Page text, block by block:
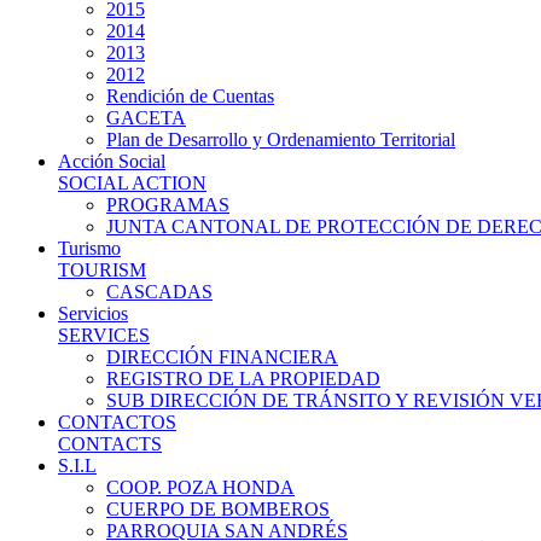
2015
2014
2013
2012
Rendición de Cuentas
GACETA
Plan de Desarrollo y Ordenamiento Territorial
Acción Social
SOCIAL ACTION
PROGRAMAS
JUNTA CANTONAL DE PROTECCIÓN DE
Turismo
TOURISM
CASCADAS
Servicios
SERVICES
DIRECCIÓN FINANCIERA
REGISTRO DE LA PROPIEDAD
SUB DIRECCIÓN DE TRÁNSITO Y REVISIÓN
CONTACTOS
CONTACTS
S.I.L
COOP. POZA HONDA
CUERPO DE BOMBEROS
PARROQUIA SAN ANDRÉS